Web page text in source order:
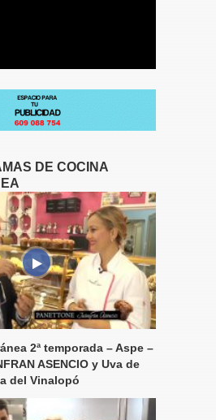
DE COCINA
2ª temporada – Aspe –
ASENCIO y Uva de
del Vinalopó